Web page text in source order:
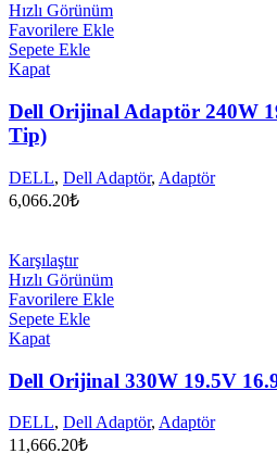
Hızlı Görünüm
Favorilere Ekle
Sepete Ekle
Kapat
Dell Orijinal Adaptör 240W
Tip)
DELL, Dell Adaptör, Adaptör
6,066.20₺
Karşılaştır
Hızlı Görünüm
Favorilere Ekle
Sepete Ekle
Kapat
Dell Orijinal 330W 19.5V
DELL, Dell Adaptör, Adaptör
11,666.20₺